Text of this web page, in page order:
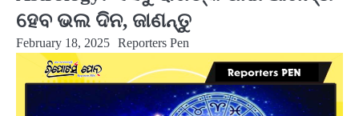
ହେବ ଭଲ ଦିନ, ଜାଣନ୍ତୁ
February 18, 2025 Reporters Pen